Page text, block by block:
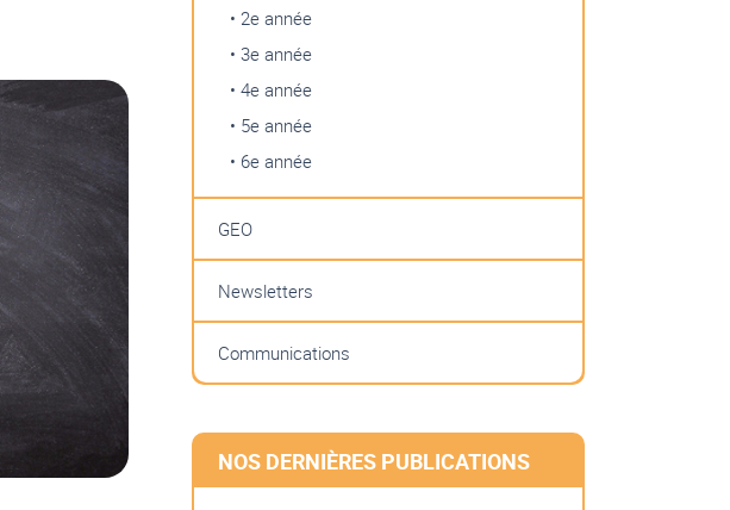
• 2e année
• 3e année
• 4e année
• 5e année
• 6e année
GEO
Newsletters
Communications
NOS DERNIÈRES PUBLICATIONS